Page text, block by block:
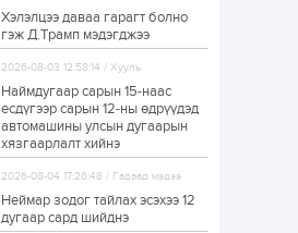
Өнгөрсөн сард
1,439.2 кг үнэт
металл худалдан
авчээ
1 өдөр 0
Б.Найдалаа: Энэ
өвөл илүү хүнд байж
магадгүй учир төр,
эрчим хүчний
байгууллагууд, иргэд
бэлтгэлээ...
1 өдөр
Хэлэлцээ даваа гарагт болно
гэж Д.Трамп мэдэгджээ
2026-08-03 12:58:14 / Хууль
Наймдугаар сарын 15-наас
есдүгээр сарын 12-ны өдрүүдэд
автомашины улсын дугаарын
хязгаарлалт хийнэ
2026-08-04 17:26:48 / Гадаад мэдээ
Неймар зодог тайлах эсэхээ 12
дугаар сард шийднэ